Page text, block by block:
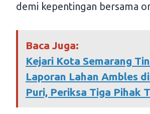
demi kepentingan bersama
Baca Juga:
Kejari Kota Semarang
Laporan Lahan Ambles
Puri, Periksa Tiga Pihak